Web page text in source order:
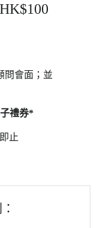
問會面；並
禮券*
止